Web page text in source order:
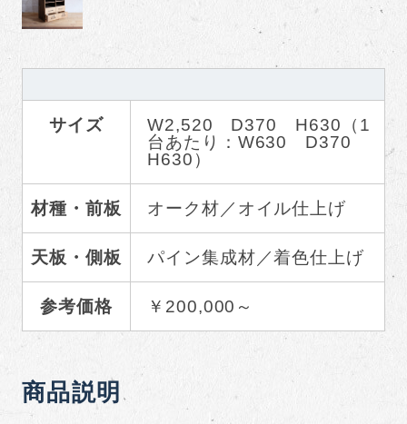
サイズ
W2,520 D370 H630（1
台あたり：W630 D370
H630）
材種・前板 オーク材／オイル仕上げ
天板・側板 パイン集成材／着色仕上げ
参考価格 ￥200,000～
商品説明